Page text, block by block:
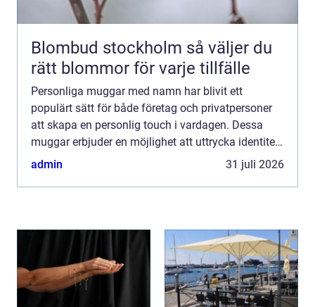
Blombud stockholm så väljer du
rätt blommor för varje tillfälle
Personliga muggar med namn har blivit ett
populärt sätt för både företag och privatpersoner
att skapa en personlig touch i vardagen. Dessa
muggar erbjuder en möjlighet att uttrycka identitet
och tillhörighet, vare ...
admin 31 juli 2026